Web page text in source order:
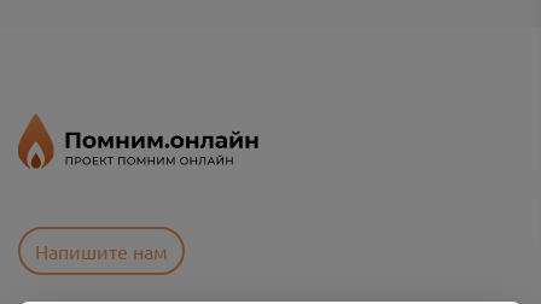
Напишите нам